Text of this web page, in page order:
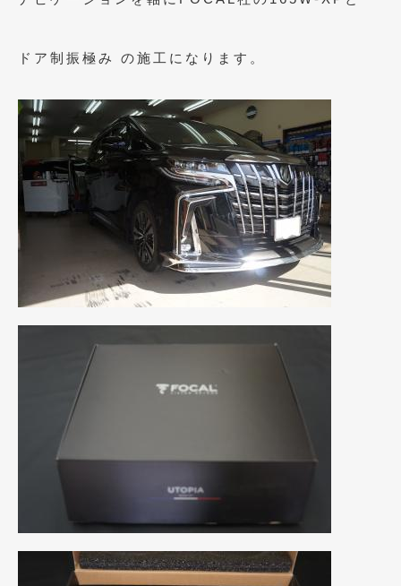
2011年12月(20)
2011年9月(12)
2011年8月 (14)
2011年7月 (23)
2011年6月 (12)
2011年5月 (6)
2011年4月(9)
2011年2月
2011年1月 (13)
2010年12月
2010年11月(25)
(9)
2010年9月(3)
2010年8月(11)
ドア制振極み の施工になります。